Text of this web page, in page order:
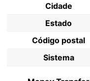
Cidade
Estado
Código postal
Sistema